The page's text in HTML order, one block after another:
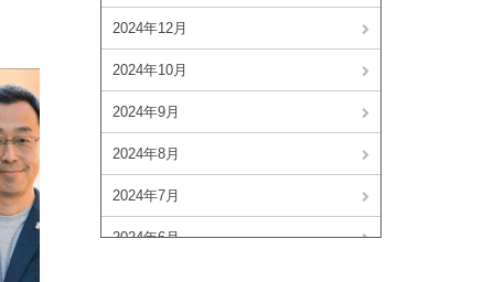
2024年12月
2024年10月
2024年9月
2024年8月
2024年7月
2024年6月